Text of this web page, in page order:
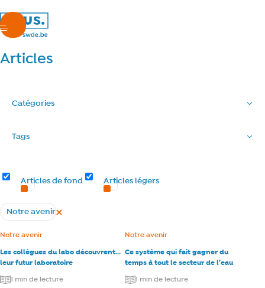
nous.swde
menu
Articles
Catégories
Tags
Articles de fond
Articles légers
Notre avenirSupprimer le filtre
Les collègues du labo découvrent…
leur futur laboratoire
Catégorie :
Notre avenir
1 min de lecture
Ce système qui fait gagner du
temps à tout le secteur de l’eau
Catégorie :
Notre avenir
1 min de lecture